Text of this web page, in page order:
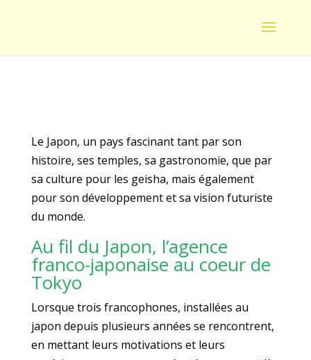
Le Japon, un pays fascinant tant par son
histoire, ses temples, sa gastronomie, que par
sa culture pour les geisha, mais également
pour son développement et sa vision futuriste
du monde.
Au fil du Japon, l’agence
franco-japonaise au coeur de
Tokyo
Lorsque trois francophones, installées au
japon depuis plusieurs années se rencontrent,
en mettant leurs motivations et leurs